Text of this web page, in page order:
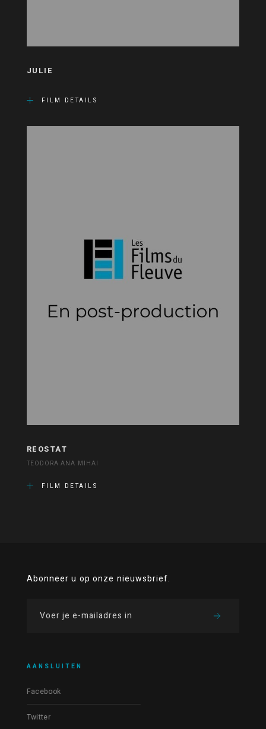
JULIE
FILM DETAILS
REOSTAT
TEODORA ANA MIHAI
FILM DETAILS
Abonneer u op onze nieuwsbrief.
AANSLUITEN
Facebook
Twitter